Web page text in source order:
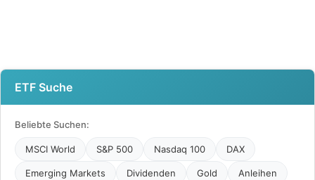
ETF Suche
Beliebte Suchen:
MSCI World S&P 500 Nasdaq 100 DAX
Emerging Markets Dividenden Gold Anleihen